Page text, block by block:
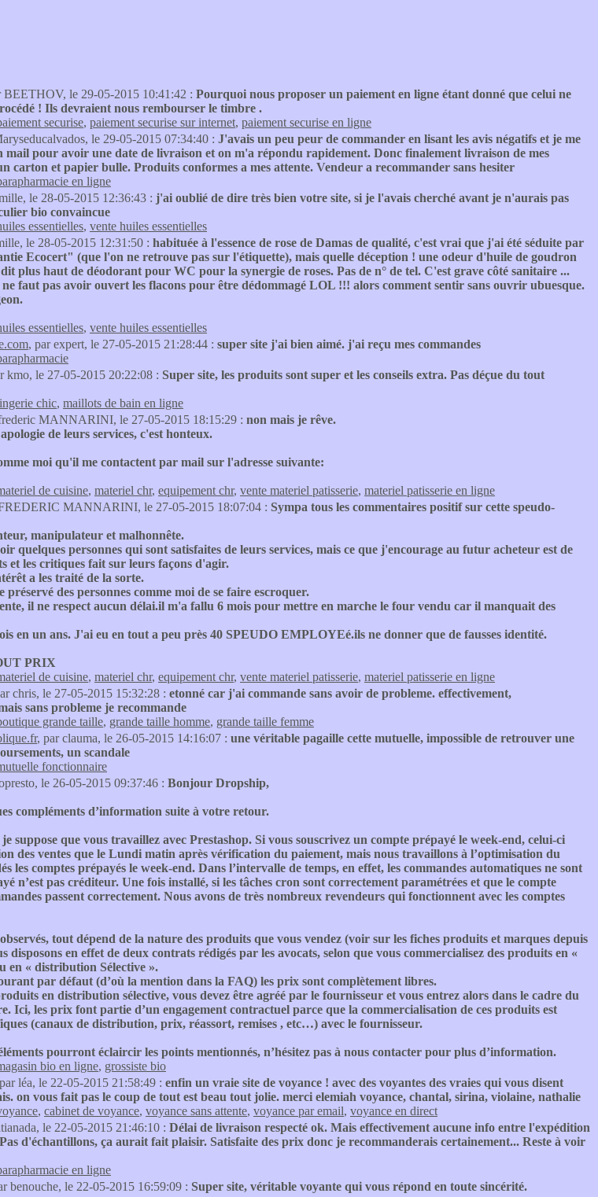
BEETHOV, le 29-05-2015 10:41:42 : Pourquoi nous proposer un paiement en ligne étant donné que celui ne
! Ils devraient nous rembourser le timbre .
securise, paiement securise sur internet, paiement securise en ligne
le 29-05-2015 07:34:40 : J'avais un peu peur de commander en lisant les avis négatifs et je me
mail pour avoir une date de livraison et on m'a répondu rapidement. Donc finalement livraison de mes
carton et papier bulle. Produits conformes a mes attente. Vendeur a recommander sans hesiter
en ligne
le 28-05-2015 12:36:43 : j'ai oublié de dire très bien votre site, si je l'avais cherché avant je n'aurais pas
bio convaincue
essentielles, vente huiles essentielles
le 28-05-2015 12:31:50 : habituée à l'essence de rose de Damas de qualité, c'est vrai que j'ai été séduite par
Ecocert" (que l'on ne retrouve pas sur l'étiquette), mais quelle déception ! une odeur d'huile de goudron
plus haut de déodorant pour WC pour la synergie de roses. Pas de n° de tel. C'est grave côté sanitaire ...
faut pas avoir ouvert les flacons pour être dédommagé LOL !!! alors comment sentir sans ouvrir ubuesque.
essentielles, vente huiles essentielles
, par expert, le 27-05-2015 21:28:44 : super site j'ai bien aimé. j'ai reçu mes commandes
kmo, le 27-05-2015 20:22:08 : Super site, les produits sont super et les conseils extra. Pas déçue du tout
chic, maillots de bain en ligne
MANNARINI, le 27-05-2015 18:15:29 : non mais je rêve.
de leurs services, c'est honteux.
moi qu'il me contactent par mail sur l'adresse suivante:
de cuisine, materiel chr, equipement chr, vente materiel patisserie, materiel patisserie en ligne
MANNARINI, le 27-05-2015 18:07:04 : Sympa tous les commentaires positif sur cette speudo-
manipulateur et malhonnête.
quelques personnes qui sont satisfaites de leurs services, mais ce que j'encourage au futur acheteur est de
et les critiques fait sur leurs façons d'agir.
a les traité de la sorte.
préservé des personnes comme moi de se faire escroquer.
il ne respect aucun délai.il m'a fallu 6 mois pour mettre en marche le four vendu car il manquait des
en un ans. J'ai eu en tout a peu près 40 SPEUDO EMPLOYEé.ils ne donner que de fausses identité.
PRIX
de cuisine, materiel chr, equipement chr, vente materiel patisserie, materiel patisserie en ligne
chris, le 27-05-2015 15:32:28 : etonné car j'ai commande sans avoir de probleme. effectivement,
sans probleme je recommande
grande taille, grande taille homme, grande taille femme
, par clauma, le 26-05-2015 14:16:07 : une véritable pagaille cette mutuelle, impossible de retrouver une
un scandale
fonctionnaire
le 26-05-2015 09:37:46 : Bonjour Dropship,
compléments d’information suite à votre retour.
suppose que vous travaillez avec Prestashop. Si vous souscrivez un compte prépayé le week-end, celui-ci
des ventes que le Lundi matin après vérification du paiement, mais nous travaillons à l’optimisation du
les comptes prépayés le week-end. Dans l’intervalle de temps, en effet, les commandes automatiques ne sont
n’est pas créditeur. Une fois installé, si les tâches cron sont correctement paramétrées et que le compte
passent correctement. Nous avons de très nombreux revendeurs qui fonctionnent avec les comptes
tout dépend de la nature des produits que vous vendez (voir sur les fiches produits et marques depuis
disposons en effet de deux contrats rédigés par les avocats, selon que vous commercialisez des produits en «
en « distribution Sélective ».
par défaut (d’où la mention dans la FAQ) les prix sont complètement libres.
en distribution sélective, vous devez être agréé par le fournisseur et vous entrez alors dans le cadre du
Ici, les prix font partie d’un engagement contractuel parce que la commercialisation de ces produits est
(canaux de distribution, prix, réassort, remises , etc…) avec le fournisseur.
pourront éclaircir les points mentionnés, n’hésitez pas à nous contacter pour plus d’information.
bio en ligne, grossiste bio
léa, le 22-05-2015 21:58:49 : enfin un vraie site de voyance ! avec des voyantes des vraies qui vous disent
on vous fait pas le coup de tout est beau tout jolie. merci elemiah voyance, chantal, sirina, violaine, nathalie
, cabinet de voyance, voyance sans attente, voyance par email, voyance en direct
le 22-05-2015 21:46:10 : Délai de livraison respecté ok. Mais effectivement aucune info entre l'expédition
d'échantillons, ça aurait fait plaisir. Satisfaite des prix donc je recommanderais certainement... Reste à voir
en ligne
benouche, le 22-05-2015 16:59:09 : Super site, véritable voyante qui vous répond en toute sincérité.